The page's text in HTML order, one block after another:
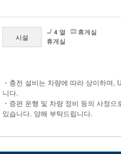
시설
4 열
휴게실
휴게실
・충전 설비는 차량에 따라 상이하며,
니다.
・증편 운행 및 차량 정비 등의 사정
있습니다. 양해 부탁드립니다.